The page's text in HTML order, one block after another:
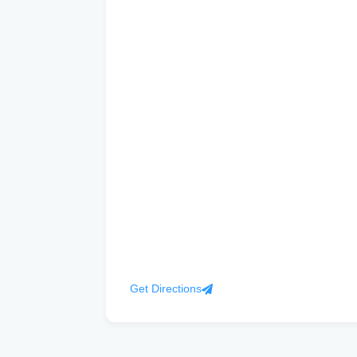
Get Directions